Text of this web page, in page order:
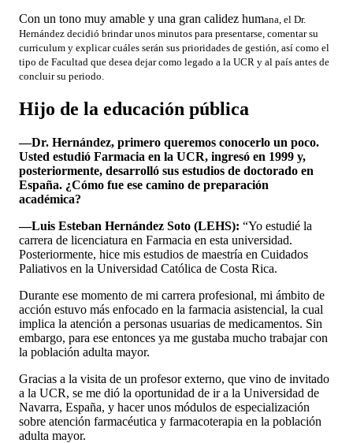
Con un tono muy amable y una gran calidez humana, el Dr.
Hernández decidió brindar unos minutos para presentarse, comentar su
curriculum y explicar cuáles serán sus prioridades de gestión, así como el
tipo de Facultad que desea dejar como legado a la UCR y al país antes de
concluir su periodo.
Hijo de la educación pública
—Dr. Hernández, primero queremos conocerlo un poco.
Usted estudió Farmacia en la UCR, ingresó en 1999 y,
posteriormente, desarrolló sus estudios de doctorado en
España. ¿Cómo fue ese camino de preparación
académica?
—Luis Esteban Hernández Soto (LEHS): “Yo estudié la
carrera de licenciatura en Farmacia en esta universidad.
Posteriormente, hice mis estudios de maestría en Cuidados
Paliativos en la Universidad Católica de Costa Rica.
Durante ese momento de mi carrera profesional, mi ámbito de
acción estuvo más enfocado en la farmacia asistencial, la cual
implica la atención a personas usuarias de medicamentos. Sin
embargo, para ese entonces ya me gustaba mucho trabajar con
la población adulta mayor.
Gracias a la visita de un profesor externo, que vino de invitado
a la UCR, se me dió la oportunidad de ir a la Universidad de
Navarra, España, y hacer unos módulos de especialización
sobre atención farmacéutica y farmacoterapia en la población
adulta mayor.